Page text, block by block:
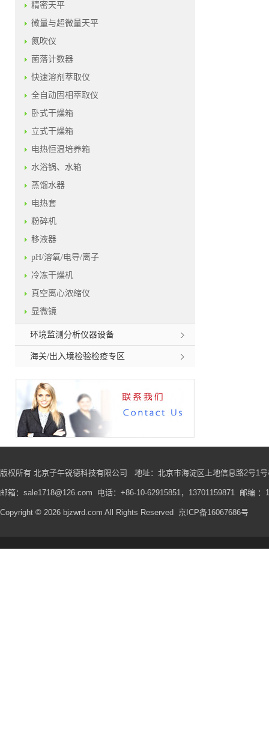
精密天平
微量与超微量天平
氮吹仪
菌落计数器
快速溶剂萃取仪
全自动固相萃取仪
卧式干燥箱
立式干燥箱
电热恒温培养箱
水浴锅、水箱
蒸馏水器
电热套
粉碎机
移液器
pH/溶氧/电导/离子
冷冻干燥机
真空离心浓缩仪
显微镜
环境监测分析仪器设备
海关/出入境检验检疫专区
版权所有 北京子午锐德科技有限公司 地址：北京市海淀区上地信息路2号1
邮箱：sale1718@126.com 电话：+86-10-62915851，13701159871 邮编 ：
Copyright © 2026 bjzwrd.com All Rights Reserved 京ICP备16067686号